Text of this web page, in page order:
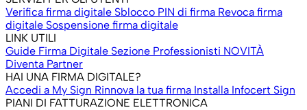
Verifica firma digitale Sblocco PIN di firma Revoca firma
digitale Sospensione firma digitale
LINK UTILI
Guide Firma Digitale Sezione Professionisti NOVITÀ
Diventa Partner
HAI UNA FIRMA DIGITALE?
Accedi a My Sign Rinnova la tua firma Installa Infocert Sign
PIANI DI FATTURAZIONE ELETTRONICA